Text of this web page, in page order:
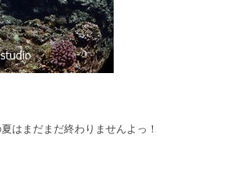
はまだまだ終わりませんよっ！